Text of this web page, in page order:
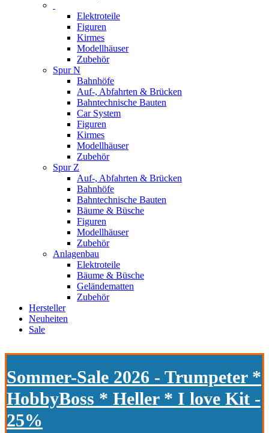
Elektroteile
Figuren
Kirmes
Modellhäuser
Zubehör
Spur N
Bahnhöfe
Auf-, Abfahrten & Brücken
Bahntechnische Bauten
Car System
Figuren
Kirmes
Modellhäuser
Zubehör
Spur Z
Auf-, Abfahrten & Brücken
Bahnhöfe
Bahntechnische Bauten
Bäume & Büsche
Figuren
Modellhäuser
Zubehör
Anlagenbau
Elektroteile
Bäume & Büsche
Geländematten
Zubehör
Hersteller
Neuheiten
Sale
Sommer-Sale 2026 - Trumpeter *
HobbyBoss * Heller * I love Kit -
25%